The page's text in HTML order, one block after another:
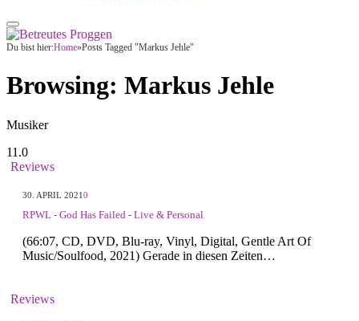
Du bist hier:Home»Posts Tagged "Markus Jehle"
Browsing: Markus Jehle
Musiker
11.0
Reviews
30. APRIL 20210
RPWL - God Has Failed - Live & Personal
(66:07, CD, DVD, Blu-ray, Vinyl, Digital, Gentle Art Of
Music/Soulfood, 2021) Gerade in diesen Zeiten…
Reviews